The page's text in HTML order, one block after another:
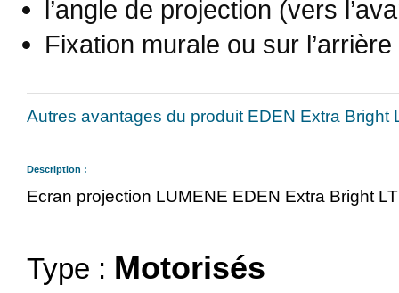
l’angle de projection (vers
Fixation murale ou sur l’arrière
Autres avantages du produit EDEN Extra Bright
Description :
Ecran projection LUMENE EDEN Extra Bright
Type : Motorisés